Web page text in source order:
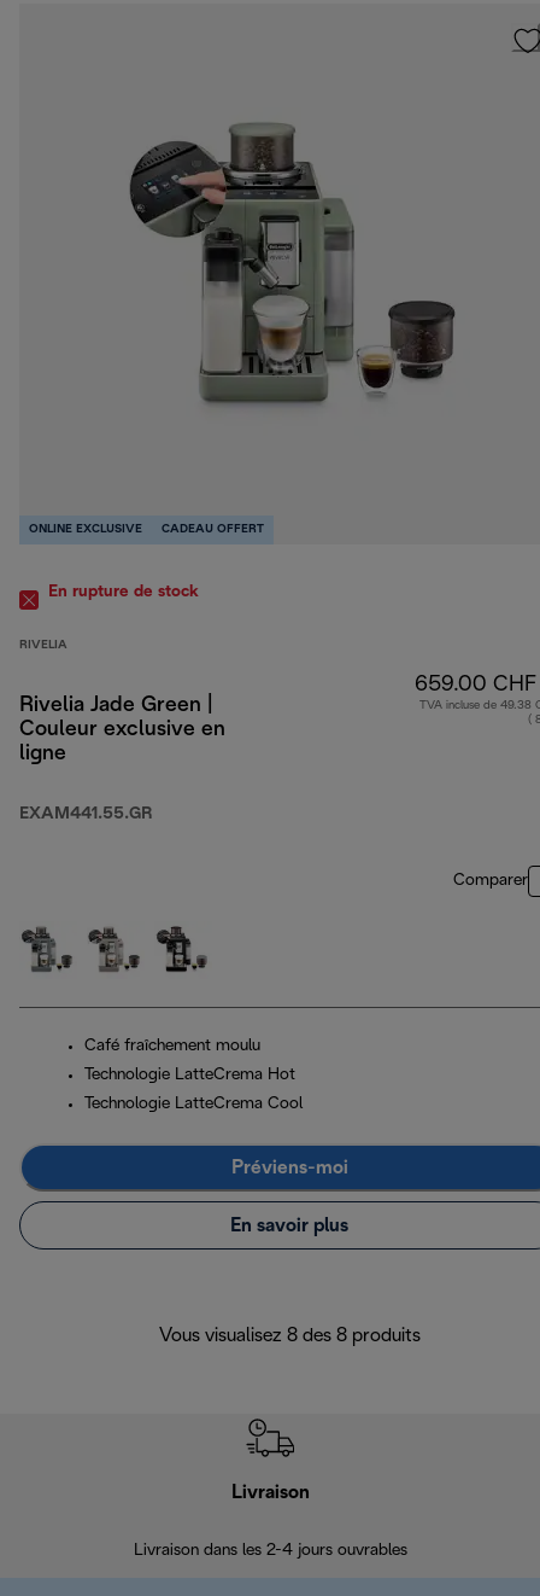
ONLINE EXCLUSIVE CADEAU OFFERT
En rupture de stock
RIVELIA
Rivelia Jade Green |
Couleur exclusive en
ligne
EXAM441.55.GR
659.00 CHF
TVA incluse de 49.38
(
Comparer
Café fraîchement moulu
Technologie LatteCrema Hot
Technologie LatteCrema Cool
Préviens-moi
En savoir plus
Vous visualisez 8 des 8 produits
Livraison
Livraison dans les 2-4 jours ouvrables